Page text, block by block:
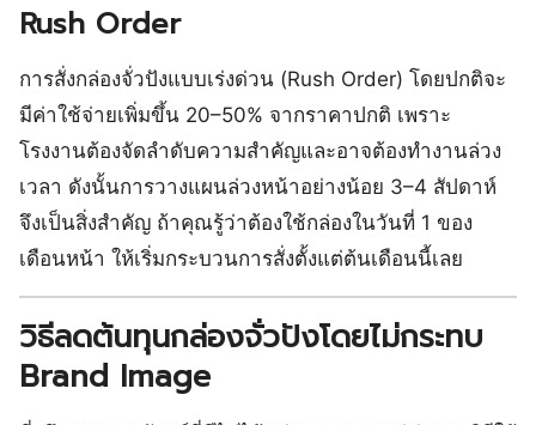
Rush Order
การสั่งกล่องจั่วปังแบบเร่งด่วน (Rush Order) โดยปกติจะ
มีค่าใช้จ่ายเพิ่มขึ้น 20–50% จากราคาปกติ เพราะ
โรงงานต้องจัดลำดับความสำคัญและอาจต้องทำงานล่วง
เวลา ดังนั้นการวางแผนล่วงหน้าอย่างน้อย 3–4 สัปดาห์
จึงเป็นสิ่งสำคัญ ถ้าคุณรู้ว่าต้องใช้กล่องในวันที่ 1 ของ
เดือนหน้า ให้เริ่มกระบวนการสั่งตั้งแต่ต้นเดือนนี้เลย
วิธีลดต้นทุนกล่องจั่วปังโดยไม่กระทบ
Brand Image